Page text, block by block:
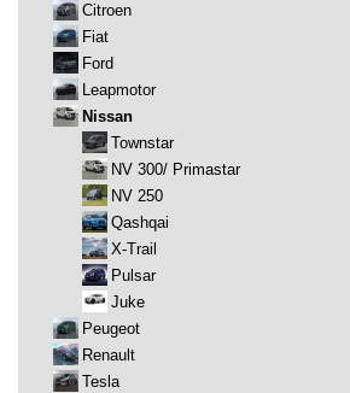
Citroen
Fiat
Ford
Leapmotor
Nissan
Townstar
NV 300/ Primastar
NV 250
Qashqai
X-Trail
Pulsar
Juke
Peugeot
Renault
Tesla